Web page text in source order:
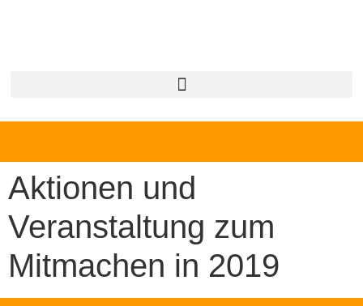
Aktionen und
Veranstaltung zum
Mitmachen in 2019